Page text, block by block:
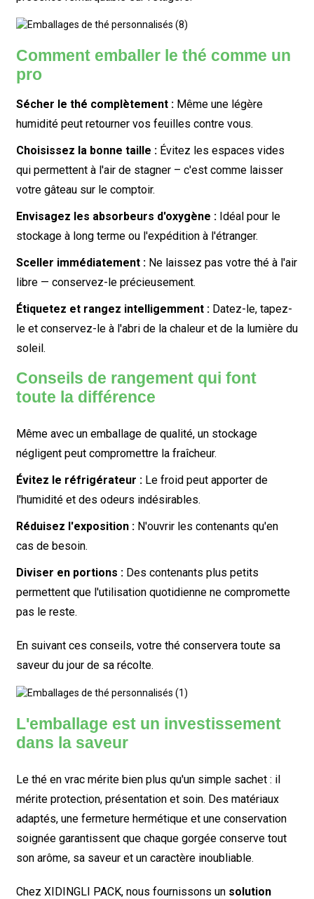
Comment emballer le thé comme un
pro
Sécher le thé complètement :Même une légère
humidité peut retourner vos feuilles contre vous.
Choisissez la bonne taille :Évitez les espaces vides
qui permettent à l'air de stagner – c'est comme laisser
votre gâteau sur le comptoir.
Envisagez les absorbeurs d'oxygène :Idéal pour le
stockage à long terme ou l'expédition à l'étranger.
Sceller immédiatement :Ne laissez pas votre thé à l'air
libre — conservez-le précieusement.
Étiquetez et rangez intelligemment :Datez-le, tapez-
le et conservez-le à l'abri de la chaleur et de la lumière du
soleil.
Conseils de rangement qui font
toute la différence
Même avec un emballage de qualité, un stockage
négligent peut compromettre la fraîcheur.
Évitez le réfrigérateur :Le froid peut apporter de
l'humidité et des odeurs indésirables.
Réduisez l'exposition :N'ouvrir les contenants qu'en
cas de besoin.
Diviser en portions :Des contenants plus petits
permettent que l'utilisation quotidienne ne compromette
pas le reste.
En suivant ces conseils, votre thé conservera toute sa
saveur du jour de sa récolte.
L'emballage est un investissement
dans la saveur
Le thé en vrac mérite bien plus qu'un simple sachet : il
mérite protection, présentation et soin. Des matériaux
adaptés, une fermeture hermétique et une conservation
soignée garantissent que chaque gorgée conserve tout
son arôme, sa saveur et un caractère inoubliable.
Chez XIDINGLI PACK, nous fournissons un solution